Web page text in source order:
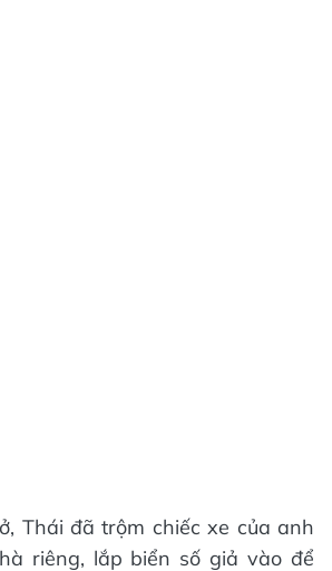
Thái đã trộm chiếc xe của anh
riêng, lắp biển số giả vào để